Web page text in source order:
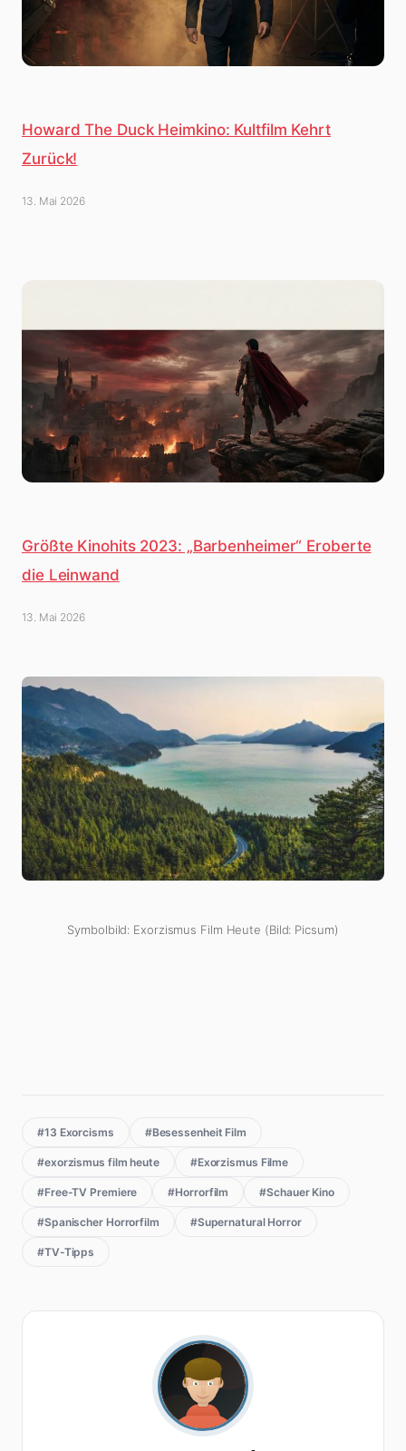
Howard The Duck Heimkino: Kultfilm Kehrt
Zurück!
13. Mai 2026
Größte Kinohits 2023: „Barbenheimer“ Eroberte
die Leinwand
13. Mai 2026
Symbolbild: Exorzismus Film Heute (Bild: Picsum)
#13 Exorcisms #Besessenheit Film
#exorzismus film heute #Exorzismus Filme
#Free-TV Premiere #Horrorfilm #Schauer Kino
#Spanischer Horrorfilm #Supernatural Horror
#TV-Tipps